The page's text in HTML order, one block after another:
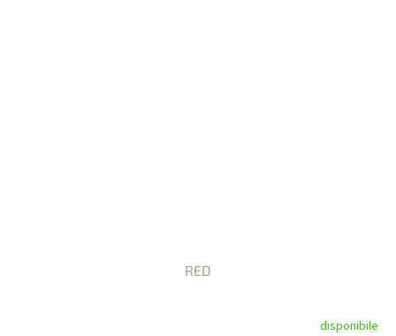
RED
disponibile